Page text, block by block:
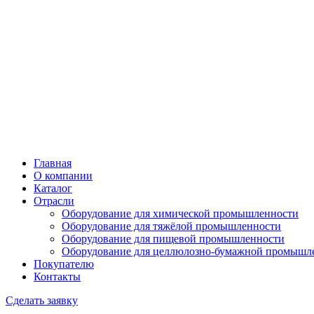
Главная
О компании
Каталог
Отрасли
Оборудование для химической промышленности
Оборудование для тяжёлой промышленности
Оборудование для пищевой промышленности
Оборудование для целлюлозно-бумажной
Покупателю
Контакты
Сделать заявку